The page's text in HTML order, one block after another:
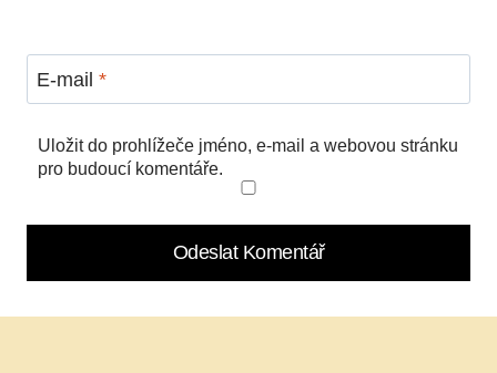
E-mail *
Uložit do prohlížeče jméno, e-mail a webovou stránku
pro budoucí komentáře.